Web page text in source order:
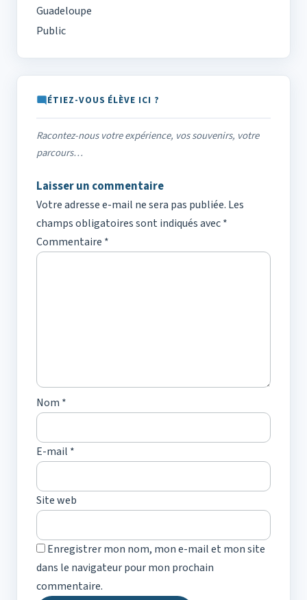
Guadeloupe
Public
ÉTIEZ-VOUS ÉLÈVE ICI ?
Racontez-nous votre expérience, vos souvenirs, votre
parcours…
Laisser un commentaire
Votre adresse e-mail ne sera pas publiée. Les
champs obligatoires sont indiqués avec*
Commentaire *
Nom *
E-mail *
Site web
Enregistrer mon nom, mon e-mail et mon site
dans le navigateur pour mon prochain
commentaire.